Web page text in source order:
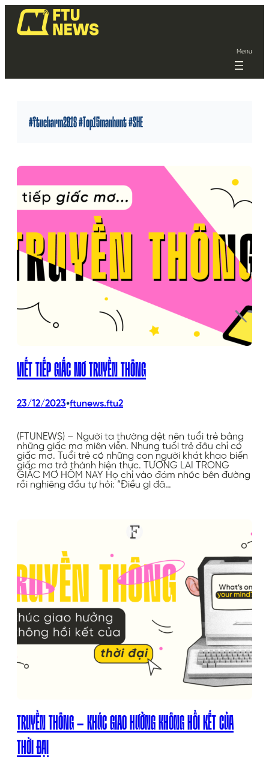
Menu
#ftucharm2018 #Top15manhunt #SHE
VIẾT TIẾP GIẤC MƠ TRUYỀN THÔNG
23/12/2023•ftunews.ftu2
(FTUNEWS) – Người ta thường dệt nên tuổi trẻ bằng
những giấc mơ miên viễn. Nhưng tuổi trẻ đâu chỉ có
giấc mơ. Tuổi trẻ có những con người khát khao biến
giấc mơ trở thành hiện thực. TƯƠNG LAI TRONG
GIẤC MƠ HÔM NAY Họ chỉ vào đám nhóc bên đường
rồi nghiêng đầu tự hỏi: “Điều gì đã…
TRUYỀN THÔNG – KHÚC GIAO HƯỞNG KHÔNG HỒI KẾT CỦA
THỜI ĐẠI